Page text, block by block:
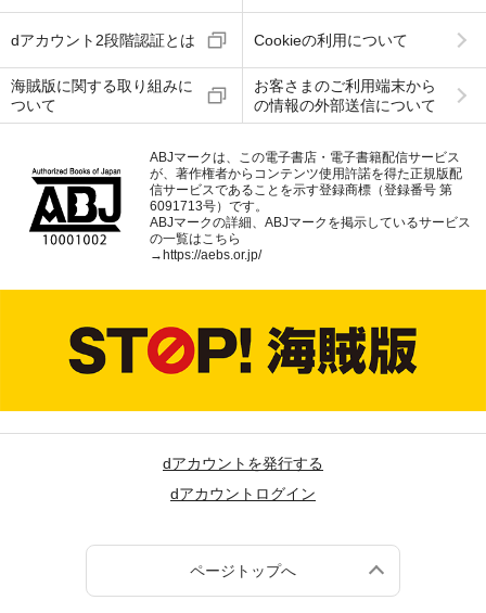
dアカウント2段階認証とは Cookieの利用について
海賊版に関する取り組みに
ついて
お客さまのご利用端末から
の情報の外部送信について
ABJマークは、この電子書店・電子書籍配信サービス
が、著作権者からコンテンツ使用許諾を得た正規版配
信サービスであることを示す登録商標（登録番号 第
6091713号）です。
ABJマークの詳細、ABJマークを掲示しているサービス
の一覧はこちら
→ https://aebs.or.jp/
dアカウントを発行する
dアカウントログイン
ページトップへ